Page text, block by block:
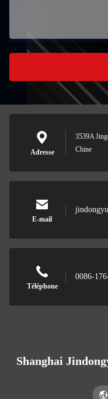
Adresse
3539A
Chine
E-mail
Téléphone
0086-
Shanghai